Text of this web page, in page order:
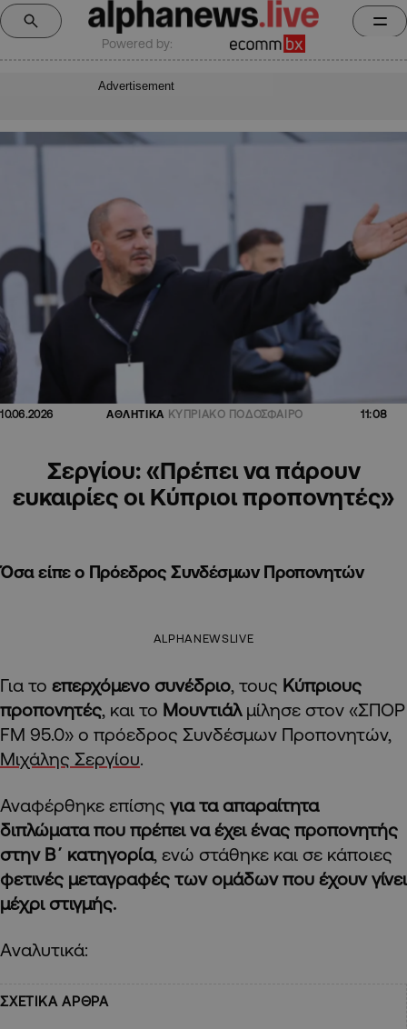
Powered by:
Advertisement
10.06.2026 ΑΘΛΗΤΙΚΑ ΚΥΠΡΙΑΚΟ ΠΟΔΟΣΦΑΙΡΟ 11:08
Σεργίου: «Πρέπει να πάρουν
ευκαιρίες οι Κύπριοι προπονητές»
Όσα είπε ο Πρόεδρος Συνδέσμων Προπονητών
ALPHANEWSLIVE
Για το επερχόμενο συνέδριο, τους Κύπριους
προπονητές, και το Μουντιάλμίλησε στον «ΣΠΟΡ
FM 95.0» ο πρόεδρος Συνδέσμων Προπονητών,
Μιχάλης Σεργίου.
Αναφέρθηκε επίσης για τα απαραίτητα
διπλώματα που πρέπει να έχει ένας προπονητής
στην Β΄ κατηγορία, ενώ στάθηκε και σε κάποιες
φετινές μεταγραφές των ομάδων που έχουν γίνει
μέχρι στιγμής.
Aναλυτικά:
ΣΧΕΤΙΚΑ ΑΡΘΡΑ